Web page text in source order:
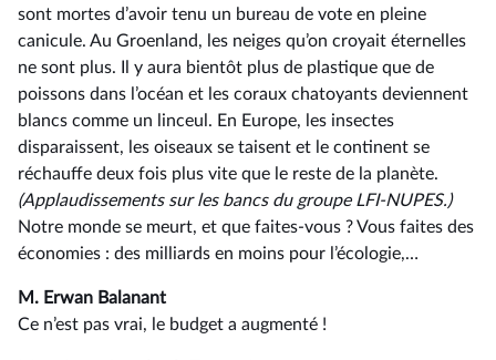
sont mortes d’avoir tenu un bureau de vote en pleine
canicule. Au Groenland, les neiges qu’on croyait éternelles
ne sont plus. Il y aura bientôt plus de plastique que de
poissons dans l’océan et les coraux chatoyants deviennent
blancs comme un linceul. En Europe, les insectes
disparaissent, les oiseaux se taisent et le continent se
réchauffe deux fois plus vite que le reste de la planète.
(Applaudissements sur les bancs du groupe LFI-NUPES.)
Notre monde se meurt, et que faites-vous ? Vous faites des
économies : des milliards en moins pour l’écologie,…
M. Erwan Balanant
Ce n’est pas vrai, le budget a augmenté !